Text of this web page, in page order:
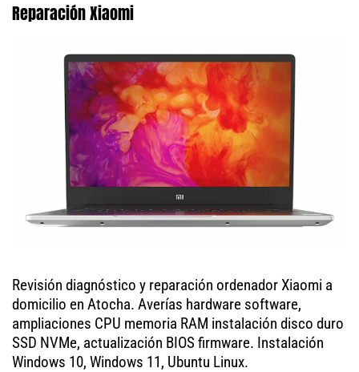
Reparación Xiaomi
Revisión diagnóstico y reparación ordenador Xiaomi a
domicilio en Atocha. Averías hardware software,
ampliaciones CPU memoria RAM instalación disco duro
SSD NVMe, actualización BIOS firmware. Instalación
Windows 10, Windows 11, Ubuntu Linux.